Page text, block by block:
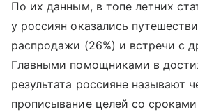
По их данным, в топе летних
у россиян оказались
распродажи (26%) и встречи с
Главными помощниками в
результата россияне называют
прописывание целей со